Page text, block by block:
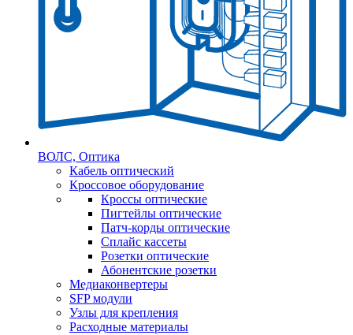
ВОЛС, Оптика
Кабель оптический
Кроссовое оборудование
Кроссы оптические
Пигтейлы оптические
Патч-корды оптические
Сплайс кассеты
Розетки оптические
Абонентские розетки
Медиаконвертеры
SFP модули
Узлы для крепления
Расходные материалы